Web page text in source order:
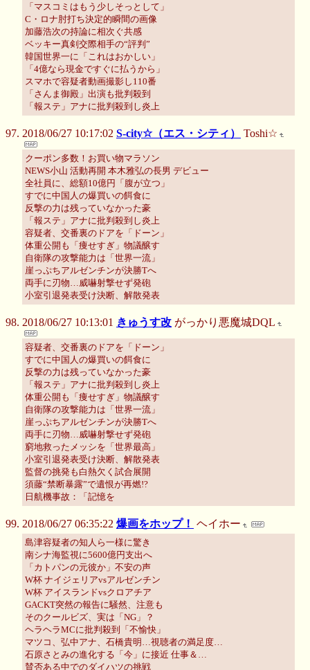
「マスコミはもう少しそっとして」
C・ロナ肘打ち決定的瞬間の画像
加藤浩次の持論に相次ぐ共感
ベッキー真剣交際相手の“評判”
韓国世界一に「これはおかしい」
「4億なら現金ですぐに払うから」
スマホで容疑者動画撮影し110番
「さんま御殿」出演も批判殺到
「報ステ」アナに批判殺到し炎上
2018/06/27 10:17:02 S-city☆（エス・シティ） Toshi☆
クーポン多数！お買い物マラソン
NEWS小山 活動再開 本木雅弘の長男 デビュー
全社員に、総額10億円「腹が立つ」
すでに中国人の爆買いの餌食に
反撃の力は残っていなかった豪
「報ステ」アナに批判殺到し炎上
容疑者、交番裏のドアを「ドーン」
体重公開も「痩せすぎ」物議醸す
自衛隊の攻撃能力は「世界一流」
崖っぷちアルゼンチンが決勝Tへ
両手に刃物…威嚇射撃せず発砲
小室引退発表受け決断、解散発表
2018/06/27 10:13:01 きゅうす改 がっかり悪魔城DQL
容疑者、交番裏のドアを「ドーン」
すでに中国人の爆買いの餌食に
反撃の力は残っていなかった豪
「報ステ」アナに批判殺到し炎上
体重公開も「痩せすぎ」物議醸す
自衛隊の攻撃能力は「世界一流」
崖っぷちアルゼンチンが決勝Tへ
両手に刃物…威嚇射撃せず発砲
窮地救ったメッシを「世界最高」
小室引退発表受け決断、解散発表
監督の挑発も白熱欠く試合展開
須藤“禁断暴露”で遺恨が再燃!?
日航機事故：「記憶を
2018/06/27 06:35:22 爆画をホップ！ ヘイホー
島津容疑者の知人ら一様に驚き
南シナ海監視に5600億円支出へ
「カトパンの元彼か」不安の声
W杯 ナイジェリアvsアルゼンチン
W杯 アイスランドvsクロアチア
GACKT突然の報告に騒然、注意も
そのクールビズ、実は「NG」？
ヘラヘラMCに批判殺到「不愉快」
マツコ、弘中アナ、石橋貴明…視聴者の満足度…
石原さとみの進化する「今」に接近 仕事＆…
賛否ある中でのダイハツの挑戦